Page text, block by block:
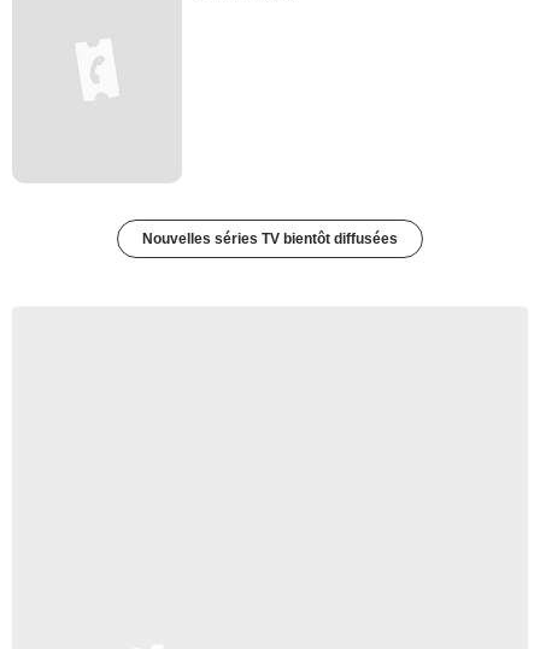
Nouvelles séries TV bientôt diffusées